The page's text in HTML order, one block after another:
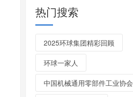
热门搜索
2025环球集团精彩回顾
环球一家人
中国机械通用零部件工业协会